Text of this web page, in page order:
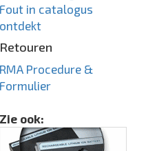
Fout in catalogus
ontdekt
Retouren
RMA Procedure &
Formulier
Zie ook: